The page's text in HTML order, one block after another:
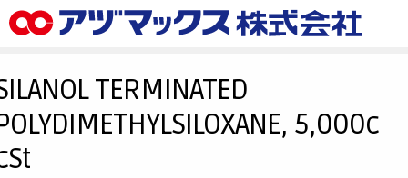
メニュー
お気に入り
カート
マイアカウント
TERMINATED
5,000c